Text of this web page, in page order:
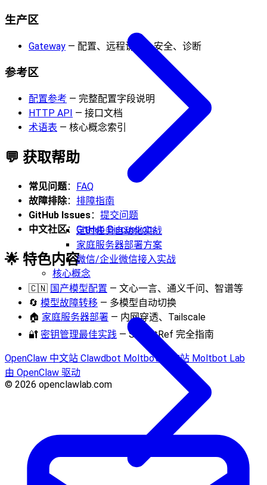
定时任务自动化实战
家庭服务器部署方案
微信/企业微信接入实战
核心概念
生产区
Gateway — 配置、远程访问、安全、诊断
参考区
配置参考 — 完整配置字段说明
HTTP API — 接口文档
术语表 — 核心概念索引
💬 获取帮助
常见问题： FAQ
故障排除： 排障指南
GitHub Issues： 提交问题
中文社区： GitHub Discussions
🌟 特色内容
🇨🇳 国产模型配置 — 文心一言、通义千问、智谱等
🔄 模型故障转移 — 多模型自动切换
🏠 家庭服务器部署 — 内网穿透、Tailscale
🔐 密钥管理最佳实践 — SecretRef 完全指南
OpenClaw 中文站 Clawdbot Moltbot 中文站 Moltbot Lab
由 OpenClaw 驱动
© 2026 openclawlab.com